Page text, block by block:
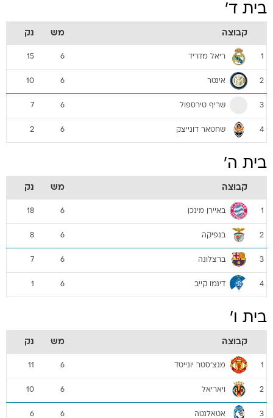
בית ד'
קבוצה מש נק
1 ריאל מדריד 6
15
2 אינטר 6
10
3 שריף טירספול 6
7
4 שחטאר דונייצק 6
2
בית ה'
קבוצה מש נק
1 באיירן מינכן 6
18
2 בנפיקה 6
8
3 ברצלונה 6
7
4 דינמו קייב 6
1
בית ו'
קבוצה מש נק
1 מנצ'סטר יונייטד 6
11
2 ויאריאל 6
10
3 אטאלנטה 6
6